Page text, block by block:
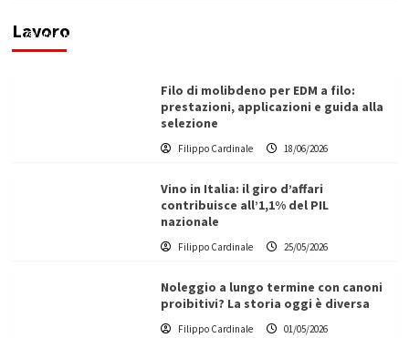
LavoroFilippo Cardinale
Filo di molibdeno per EDM a filo:
prestazioni, applicazioni e guida alla
selezione
Filippo Cardinale 18/06/2026
Vino in Italia: il giro d’affari
contribuisce all’1,1% del PIL
nazionale
Filippo Cardinale 25/05/2026
Noleggio a lungo termine con canoni
proibitivi? La storia oggi è diversa
Filippo Cardinale 01/05/2026